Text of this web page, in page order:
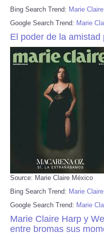
Bing Search Trend: Marie Claire
Google Search Trend: Marie
El poder de la amistad
Source: Marie Claire México
Bing Search Trend: Marie Claire
Google Search Trend: Marie
Marie Claire Harp y
entre bromas sus